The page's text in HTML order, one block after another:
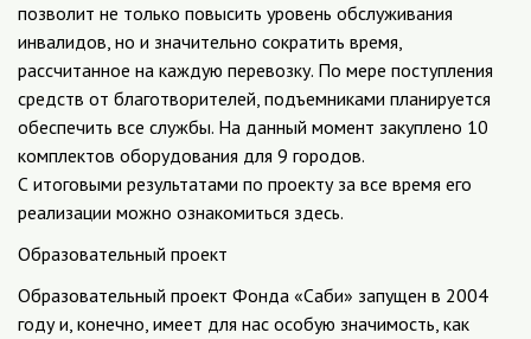
позволит не только повысить уровень обслуживания
инвалидов, но и значительно сократить время,
рассчитанное на каждую перевозку. По мере поступления
средств от благотворителей, подъемниками планируется
обеспечить все службы. На данный момент закуплено 10
комплектов оборудования для 9 городов.
С итоговыми результатами по проекту за все время его
реализации можно ознакомиться здесь.
Образовательный проект
Образовательный проект Фонда «Саби» запущен в 2004
году и, конечно, имеет для нас особую значимость, как